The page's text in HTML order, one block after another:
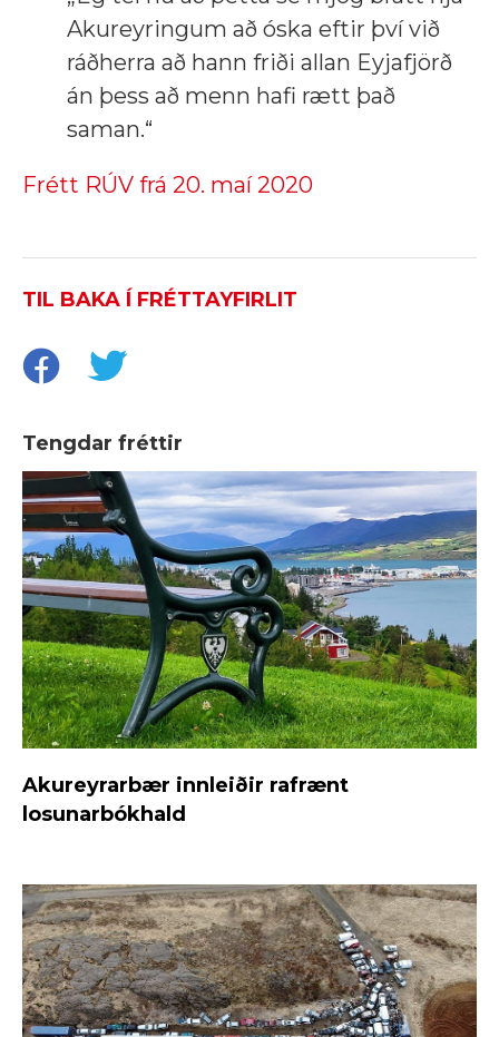
Akureyringum að óska eftir því við
ráðherra að hann friði allan Eyjafjörð
án þess að menn hafi rætt það
saman.“
Frétt RÚV frá 20. maí 2020
TIL BAKA Í FRÉTTAYFIRLIT
Tengdar fréttir
Akureyrarbær innleiðir rafrænt
losunarbókhald